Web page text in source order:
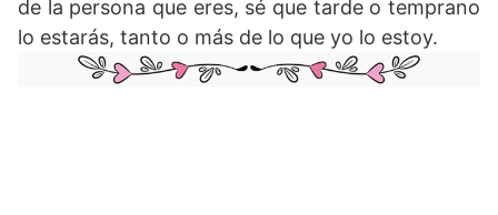
de la persona que eres, sé que tarde o temprano
lo estarás, tanto o más de lo que yo lo estoy.